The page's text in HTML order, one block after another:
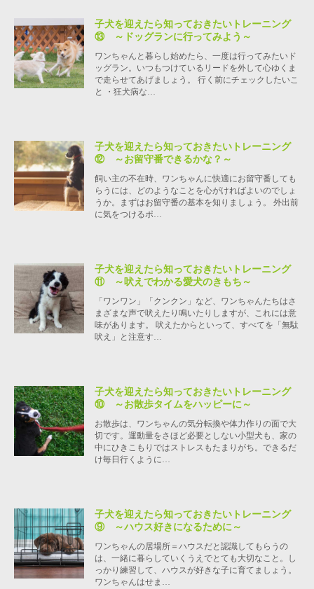
子犬を迎えたら知っておきたいトレーニング
⑬ ～ドッグランに行ってみよう～
ワンちゃんと暮らし始めたら、一度は行ってみたいド
ッグラン。いつもつけているリードを外して心ゆくま
で走らせてあげましょう。 行く前にチェックしたいこ
と ・狂犬病な…
子犬を迎えたら知っておきたいトレーニング
⑫ ～お留守番できるかな？～
飼い主の不在時、ワンちゃんに快適にお留守番しても
らうには、どのようなことを心がければよいのでしょ
うか。まずはお留守番の基本を知りましょう。 外出前
に気をつけるポ…
子犬を迎えたら知っておきたいトレーニング
⑪ ～吠えでわかる愛犬のきもち～
「ワンワン」「クンクン」など、ワンちゃんたちはさ
まざまな声で吠えたり鳴いたりしますが、これには意
味があります。 吠えたからといって、すべてを「無駄
吠え」と注意す…
子犬を迎えたら知っておきたいトレーニング
⑩ ～お散歩タイムをハッピーに～
お散歩は、ワンちゃんの気分転換や体力作りの面で大
切です。運動量をさほど必要としない小型犬も、家の
中にひきこもりではストレスもたまりがち。できるだ
け毎日行くように…
子犬を迎えたら知っておきたいトレーニング
⑨ ～ハウス好きになるために～
ワンちゃんの居場所＝ハウスだと認識してもらうの
は、一緒に暮らしていくうえでとても大切なこと。し
っかり練習して、ハウスが好きな子に育てましょう。
ワンちゃんはせま…